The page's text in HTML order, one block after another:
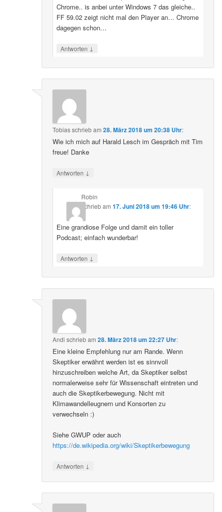
Chrome.. is anbei unter Windows 7 das gleiche..
FF 59.02 zeigt nicht mal den Player an… Chrome
dagegen schon…
Antworten ↓
Tobiasschriebam28. März 2018 um 20:38 Uhr:
Wie ich mich auf Harald Lesch im Gespräch mit Tim
freue! Danke
Antworten ↓
Robin
schriebam 17. Juni 2018 um 19:46 Uhr:
Eine grandiose Folge und damit ein toller
Podcast; einfach wunderbar!
Antworten ↓
Andi schriebam28. März 2018 um 22:27 Uhr:
Eine kleine Empfehlung nur am Rande. Wenn
Skeptiker erwähnt werden ist es sinnvoll
hinzuschreiben welche Art, da Skeptiker selbst
normalerweise sehr für Wissenschaft eintreten und
auch die Skeptikerbewegung. Nicht mit
Klimawandelleugnern und Konsorten zu
verwechseln :)
Siehe GWUP oder auch
https://de.wikipedia.org/wiki/Skeptikerbewegung
Antworten ↓